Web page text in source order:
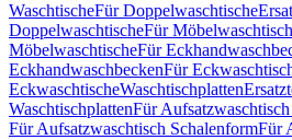
WaschtischeFür Doppelwaschtische
DoppelwaschtischeFür
MöbelwaschtischeFür
EckhandwaschbeckenFür
EckwaschtischeWaschtischplatten
WaschtischplattenFür
Für Aufsatzwaschtisch SchalenformFür